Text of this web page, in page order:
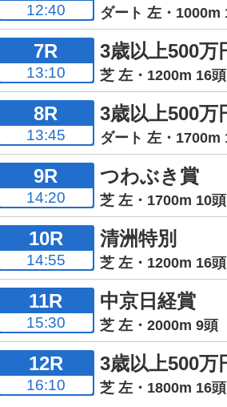
12:40 ダート 左・1000m
7R
13:10
3歳以上500万
芝 左・1200m 16頭
8R
13:45
3歳以上500万
ダート 左・1700m
9R
14:20
つわぶき賞
芝 左・1700m 10頭
10R
14:55
清洲特別
芝 左・1200m 16頭
11R
15:30
中京日経賞
芝 左・2000m 9頭
12R
16:10
3歳以上500万
芝 左・1800m 16頭